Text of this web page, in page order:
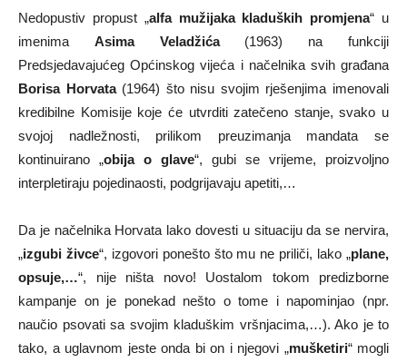
Nedopustiv propust „alfa mužijaka kladuških promjena“ u
imenima Asima Veladžića(1963) na funkciji
Predsjedavajućeg Općinskog vijeća i načelnika svih građana
Borisa Horvata(1964) što nisu svojim rješenjima imenovali
kredibilne Komisije koje će utvrditi zatečeno stanje, svako u
svojoj nadležnosti, prilikom preuzimanja mandata se
kontinuirano „obija o glave“, gubi se vrijeme, proizvoljno
interpletiraju pojedinaosti, podgrijavaju apetiti,…
Da je načelnika Horvata lako dovesti u situaciju da se nervira,
„izgubi živce“, izgovori ponešto što mu ne priliči, lako „plane,
opsuje,…“, nije ništa novo! Uostalom tokom predizborne
kampanje on je ponekad nešto o tome i napominjao (npr.
naučio psovati sa svojim kladuškim vršnjacima,…). Ako je to
tako, a uglavnom jeste onda bi on i njegovi „mušketiri“ mogli